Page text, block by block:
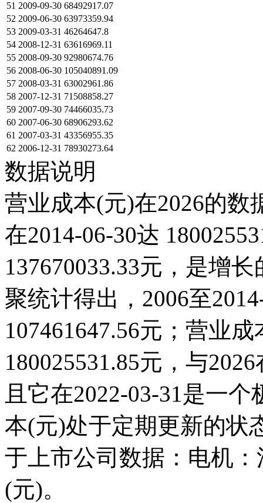
51 2009-09-30 68492917.07
52 2009-06-30 63973359.94
53 2009-03-31 46264647.8
54 2008-12-31 63616969.11
55 2008-09-30 92980674.76
56 2008-06-30 105040891.09
57 2008-03-31 63002961.86
58 2007-12-31 71508858.27
59 2007-09-30 74466035.73
60 2007-06-30 68906293.62
61 2007-03-31 43356955.35
62 2006-12-31 78930273.64
数据说明
营业成本(元)在2026的数
在2014-06-30达
137670033.33元，是增
聚统计得出，2006至
107461647.56元；营业
180025531.85元，与
且它在2022-03-31是一
本(元)处于定期更新的状
于上市公司数据：电机
(元)。